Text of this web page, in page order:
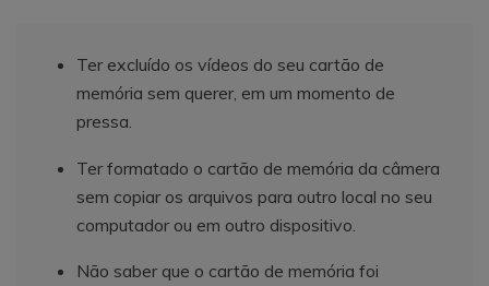
Ter excluído os vídeos do seu cartão de
memória sem querer, em um momento de
pressa.
Ter formatado o cartão de memória da câmera
sem copiar os arquivos para outro local no seu
computador ou em outro dispositivo.
Não saber que o cartão de memória foi